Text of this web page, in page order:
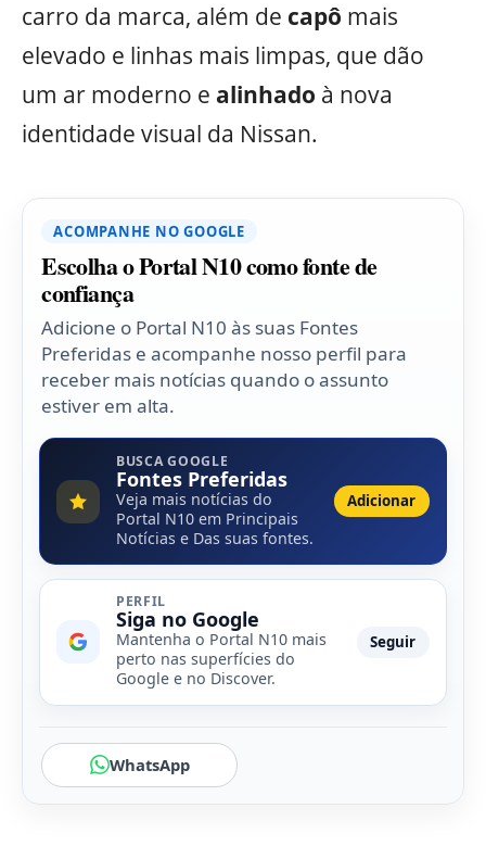
carro da marca, além de capô mais
elevado e linhas mais limpas, que dão
um ar moderno e alinhado à nova
identidade visual da Nissan.
ACOMPANHE NO GOOGLE
Escolha o Portal N10 como fonte de
confiança
Adicione o Portal N10 às suas Fontes
Preferidas e acompanhe nosso perfil para
receber mais notícias quando o assunto
estiver em alta.
BUSCA GOOGLE
Fontes Preferidas
Veja mais notícias do
Portal N10 em Principais
Notícias e Das suas fontes.
Adicionar
PERFIL
Siga no Google
Mantenha o Portal N10 mais
perto nas superfícies do
Google e no Discover.
Seguir
WhatsApp